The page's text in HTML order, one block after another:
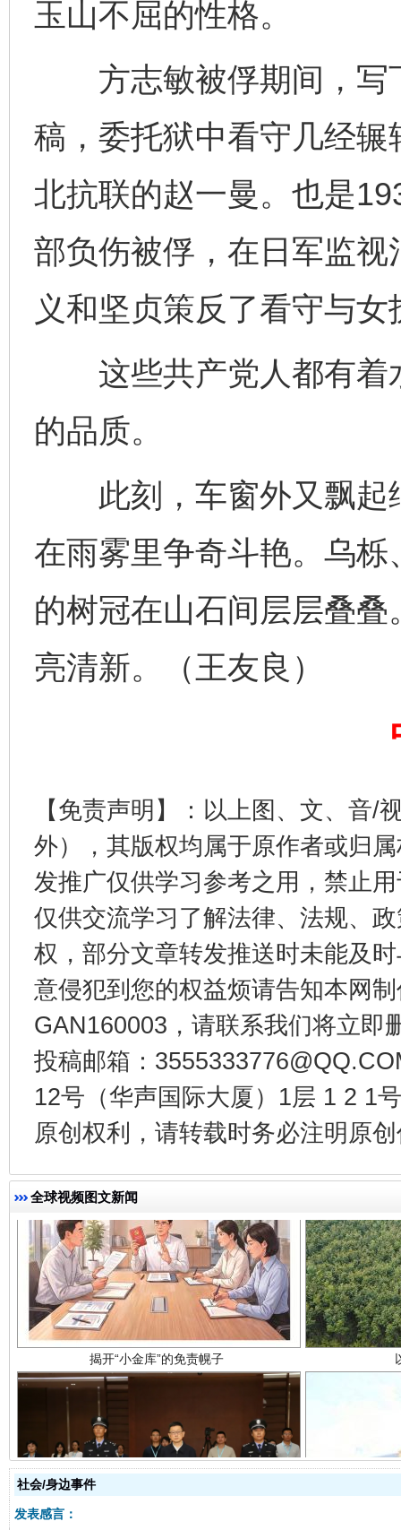
玉山不屈的性格。
方志敏被俘期间，写
稿，委托狱中看守几经
北抗联的赵一曼。也是
部负伤被俘，在日军监
义和坚贞策反了看守与女
这些共产党人都有着
的品质。
此刻，车窗外又飘起
在雨雾里争奇斗艳。乌
的树冠在山石间层层叠
亮清新。（王友良）
【免责声明】：以上图、文、音/
外），其版权均属于原作者或归
发推广仅供学习参考之用，禁止
仅供交流学习了解法律、法规、
权，部分文章转发推送时未能及
意侵犯到您的权益烦请告知本网
GAN160003，请联系我们将立即
投稿邮箱：
12号（华声国际大厦）1层 1 2 1
原创权利，请转载时务必注明原
全球视频图文新闻
千年窑火 生生不息 一
揭开“小金库”的免责幌子
受贿1.44亿！段成刚被判无期 从幼
社会/身边事件
发表感言：